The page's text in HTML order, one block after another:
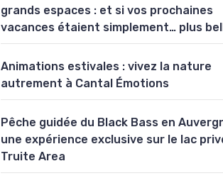
grands espaces : et si vos prochaines
vacances étaient simplement… plus
Animations estivales : vivez la nature
autrement à Cantal Émotions
Pêche guidée du Black Bass en
une expérience exclusive sur le lac
Truite Area